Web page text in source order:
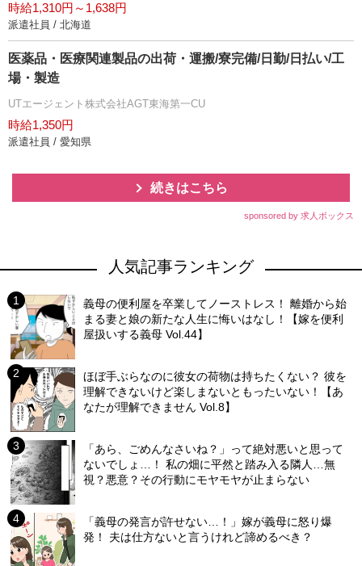
時給1,310円～1,638円
派遣社員 / 北海道
医薬品・医療関連製品の出荷・運搬/寮完備/日勤/日払い/工
場・製造
UTエージェント株式会社AGT東海第一CU
時給1,350円
派遣社員 / 愛知県
続きはこちら
sponsored by 求人ボックス
人気記事ランキング
義母の便利屋を卒業してノーストレス！ 離婚から始
まる妻と娘の新たな人生に悔いはなし！【嫁を便利
屋扱いする義母 Vol.44】
ほぼ手ぶらなのに彼女の荷物は持ちたくない？ 彼を
理解できないけど楽しまないともったいない！【あ
なたが理解できません Vol.8】
「あら、ごめんなさいね？」って絶対悪いと思って
ないでしょ…！ 私の畑に平然と踏み入る隣人…無
視？悪意？その行動にモヤモヤが止まらない
「義母の発言が許せない…！」嫁が義母に怒り爆
発！ 夫は仕方ないと言うけれど諦めるべき？